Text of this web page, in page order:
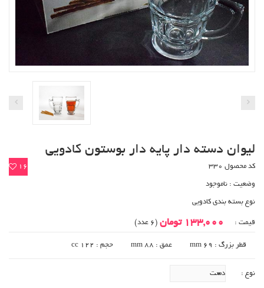
لیوان دسته دار پایه دار بوستون کادویی
16 کد محصول 330
وضعیت : ناموجود
نوع بسته بندی کادویی
قیمت : 133,000 تومان (6 عدد)
قطر بزرگ : 69 mm عمق : 88 mm حجم : 122 cc
نوع :